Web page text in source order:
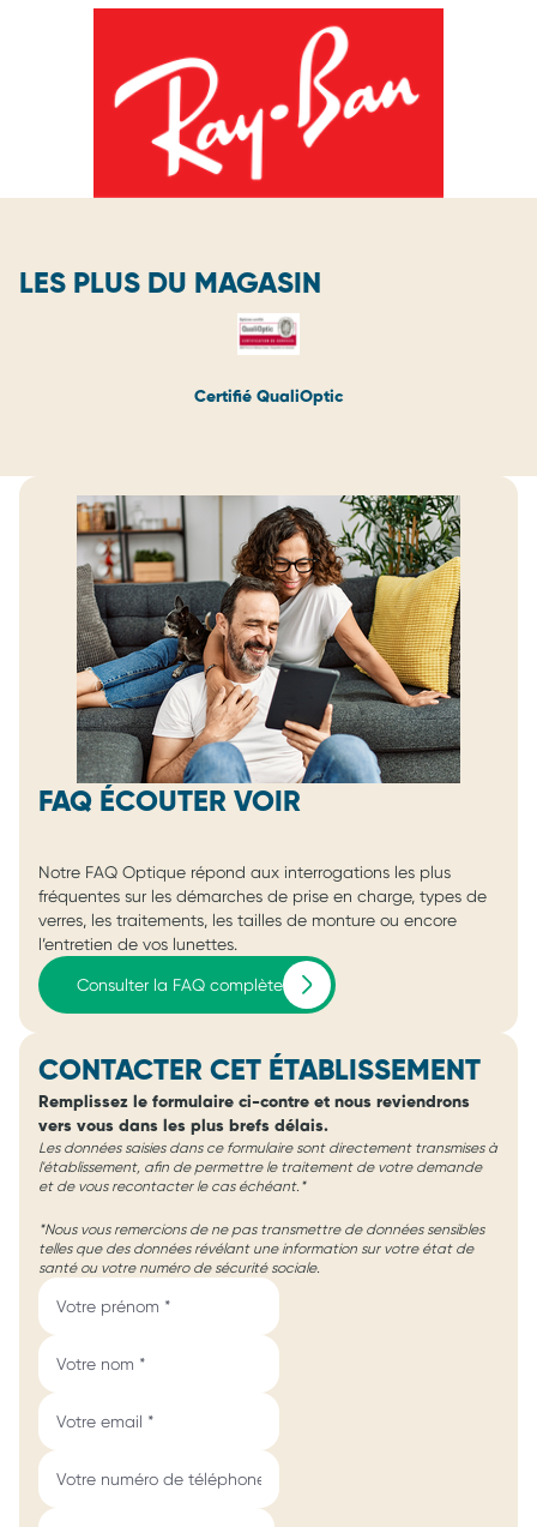
LES PLUS DU MAGASIN
Certifié QualiOptic
FAQ ÉCOUTER VOIR
Notre FAQ Optique répond aux interrogations les plus
fréquentes sur les démarches de prise en charge, types de
verres, les traitements, les tailles de monture ou encore
l’entretien de vos lunettes.
Consulter la FAQ complète
CONTACTER CET ÉTABLISSEMENT
Remplissez le formulaire ci-contre et nous reviendrons
vers vous dans les plus brefs délais.
Les données saisies dans ce formulaire sont directement transmises à
l'établissement, afin de permettre le traitement de votre demande
et de vous recontacter le cas échéant.*
*Nous vous remercions de ne pas transmettre de données sensibles
telles que des données révélant une information sur votre état de
santé ou votre numéro de sécurité sociale.